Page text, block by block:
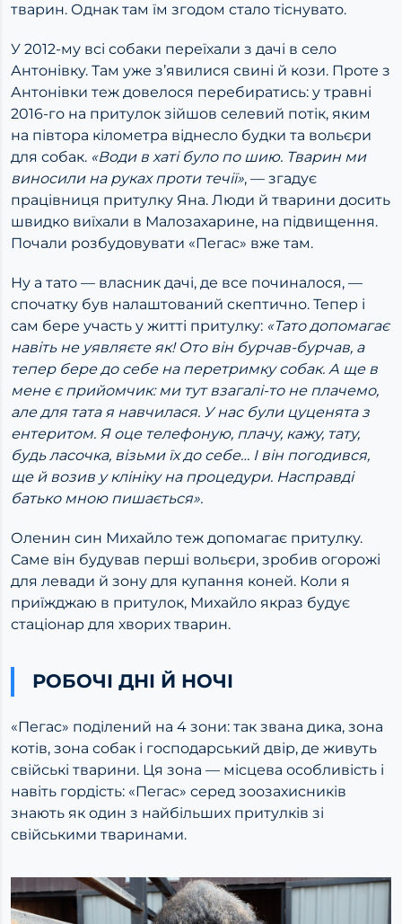
тварин. Однак там їм згодом стало тіснувато.
У 2012-му всі собаки переїхали з дачі в село
Антонівку. Там уже з’явилися свині й кози. Проте з
Антонівки теж довелося перебиратись: у травні
2016-го на притулок зійшов селевий потік, яким
на півтора кілометра віднесло будки та вольєри
для собак. «Води в хаті було по шию. Тварин ми
виносили на руках проти течії», — згадує
працівниця притулку Яна. Люди й тварини досить
швидко виїхали в Малозахарине, на підвищення.
Почали розбудовувати «Пегас» вже там.
Ну а тато — власник дачі, де все починалося, —
спочатку був налаштований скептично. Тепер і
сам бере участь у житті притулку: «Тато допомагає
навіть не уявляєте як! Ото він бурчав-бурчав, а
тепер бере до себе на перетримку собак. А ще в
мене є прийомчик: ми тут взагалі-то не плачемо,
але для тата я навчилася. У нас були цуценята з
ентеритом. Я оце телефоную, плачу, кажу, тату,
будь ласочка, візьми їх до себе… І він погодився,
ще й возив у клініку на процедури. Насправді
батько мною пишається».
Оленин син Михайло теж допомагає притулку.
Саме він будував перші вольєри, зробив огорожі
для левади й зону для купання коней. Коли я
приїжджаю в притулок, Михайло якраз будує
стаціонар для хворих тварин.
РОБОЧІ ДНІ Й НОЧІ
«Пегас» поділений на 4 зони: так звана дика, зона
котів, зона собак і господарський двір, де живуть
свійські тварини. Ця зона — місцева особливість і
навіть гордість: «Пегас» серед зоозахисників
знають як один з найбільших притулків зі
свійськими тваринами.